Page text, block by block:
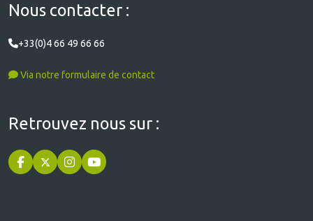
Nous contacter :
+33(0)4 66 49 66 66
Via notre formulaire de contact
Retrouvez nous sur :